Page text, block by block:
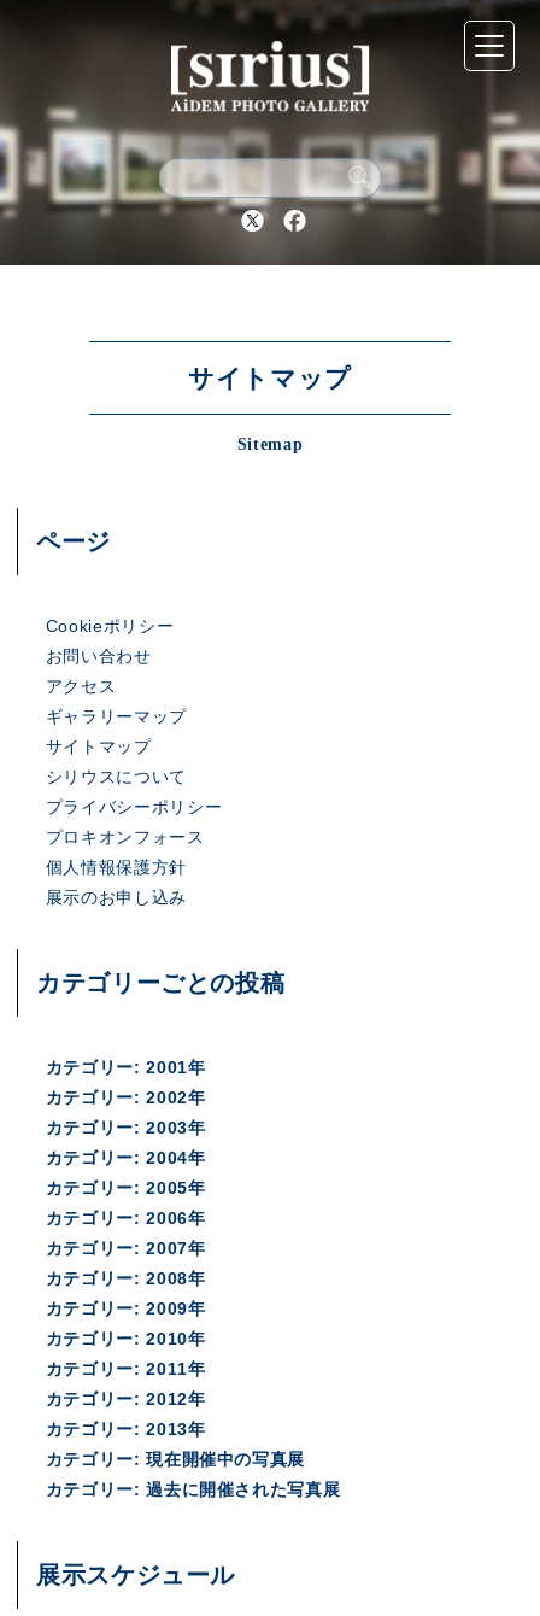
Twitter Facebook
サイトマップ
Sitemap
ページ
Cookieポリシー
お問い合わせ
アクセス
ギャラリーマップ
サイトマップ
シリウスについて
プライバシーポリシー
プロキオンフォース
個人情報保護方針
展示のお申し込み
カテゴリーごとの投稿
カテゴリー:2001年
カテゴリー:2002年
カテゴリー:2003年
カテゴリー:2004年
カテゴリー:2005年
カテゴリー:2006年
カテゴリー:2007年
カテゴリー:2008年
カテゴリー:2009年
カテゴリー:2010年
カテゴリー:2011年
カテゴリー:2012年
カテゴリー:2013年
カテゴリー:現在開催中の写真展
カテゴリー:過去に開催された写真展
展示スケジュール
シリウスについて
展示スケジュール
展示のお申し込み